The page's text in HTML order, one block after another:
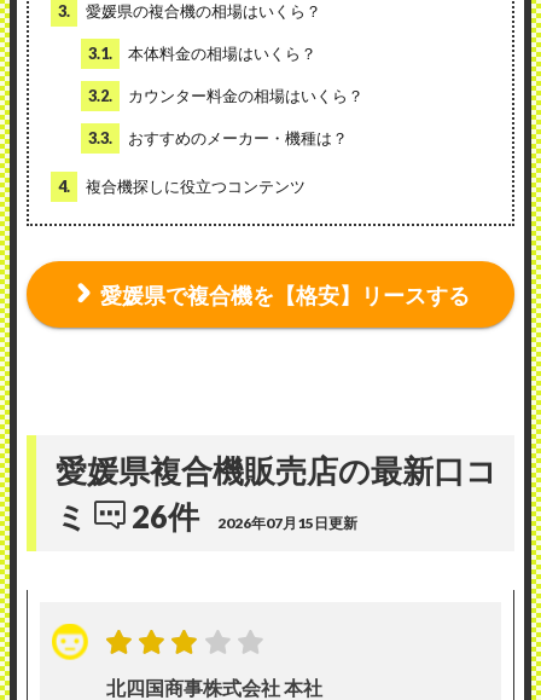
3. 愛媛県の複合機の相場はいくら？
3.1. 本体料金の相場はいくら？
3.2. カウンター料金の相場はいくら？
3.3. おすすめのメーカー・機種は？
4. 複合機探しに役立つコンテンツ
愛媛県で複合機を【格安】リースする
愛媛県複合機販売店の最新口コ
ミ
26件 2026年07月15日更新
北四国商事株式会社 本社